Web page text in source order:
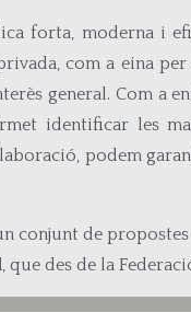
forta, moderna i
com a eina
general. Com a
identificar les
podem
de
, que des de la